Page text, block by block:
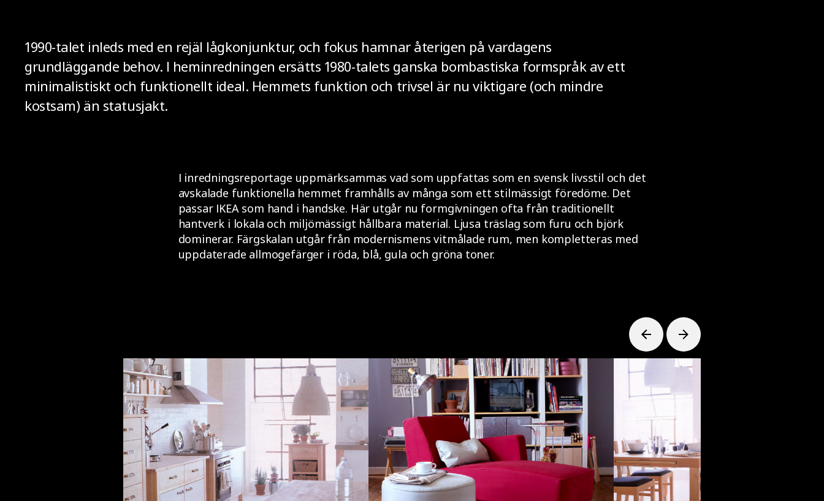
1990-talet inleds med en rejäl lågkonjunktur, och fokus hamnar återigen på vardagens
grundläggande behov. I heminredningen ersätts 1980-talets ganska bombastiska formspråk av ett
minimalistiskt och funktionellt ideal. Hemmets funktion och trivsel är nu viktigare (och mindre
kostsam) än statusjakt.
I inredningsreportage uppmärksammas vad som uppfattas som en svensk livsstil och det
avskalade funktionella hemmet framhålls av många som ett stilmässigt föredöme. Det
passar IKEA som hand i handske. Här utgår nu formgivningen ofta från traditionellt
hantverk i lokala och miljömässigt hållbara material. Ljusa träslag som furu och björk
dominerar. Färgskalan utgår från modernismens vitmålade rum, men kompletteras med
uppdaterade allmogefärger i röda, blå, gula och gröna toner.